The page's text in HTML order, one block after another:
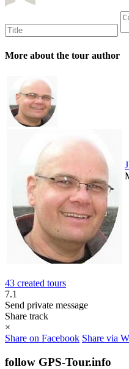
More about the tour author
43 created tours
7.1
Send private message
Share track
×
Share on Facebook Share via
follow GPS-Tour.info